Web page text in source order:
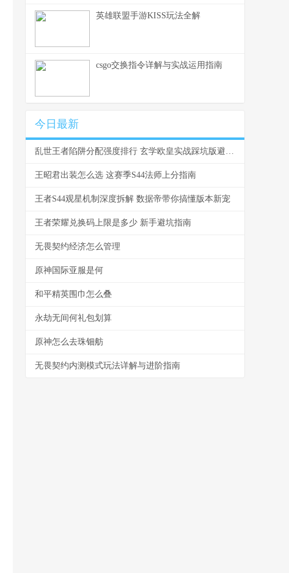
英雄联盟手游KISS玩法全解
csgo交换指令详解与实战运用指南
今日最新
乱世王者陷阱分配强度排行 玄学欧皇实战踩坑版避雷指南
王昭君出装怎么选 这赛季S44法师上分指南
王者S44观星机制深度拆解 数据帝带你搞懂版本新宠
王者荣耀兑换码上限是多少 新手避坑指南
无畏契约经济怎么管理
原神国际亚服是何
和平精英围巾怎么叠
永劫无间何礼包划算
原神怎么去珠钿舫
无畏契约内测模式玩法详解与进阶指南